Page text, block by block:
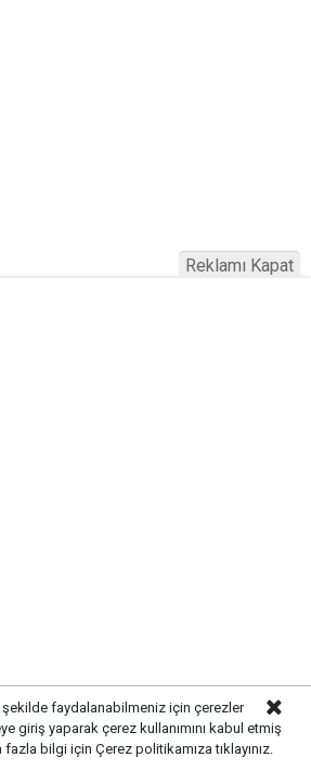
faydalanabilmeniz için çerezler
giriş yaparak çerez kullanımını kabul etmiş
fazla bilgi için Çerez politikamıza tıklayınız.
Reklamı Kapat